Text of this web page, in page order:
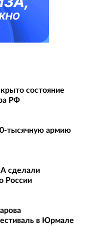
состояние
РФ
тысячную армию
сделали
России
в Юрмале